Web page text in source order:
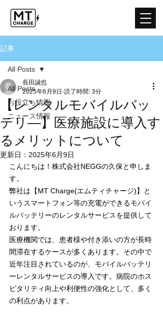
記事
All Posts
お役立ち情報
ニュース情報
All Posts
【レンタルモバイルバッ
テリ―】医療施設に導入す
るメリットについて
長田誠也
2025年6月9日 読了時間: 3分
更新日： 2025年6月9日
こんにちは！株式会社NEGGの久保と申しま
す。
弊社は【MT Charge(エムティチャージ)】と
いうスマートフォン等の充電ができるモバイ
ルバッテリーのレンタルサービスを提供して
おります。
医療機関では、患者様や付き添いの方が長時
間滞在するケースが多くあります。その中で
近年注目されているのが、モバイルバッテリ
ーレンタルサービスの導入です。病院のホス
ピタリティ向上や利便性の強化として、多く
の利点があります。